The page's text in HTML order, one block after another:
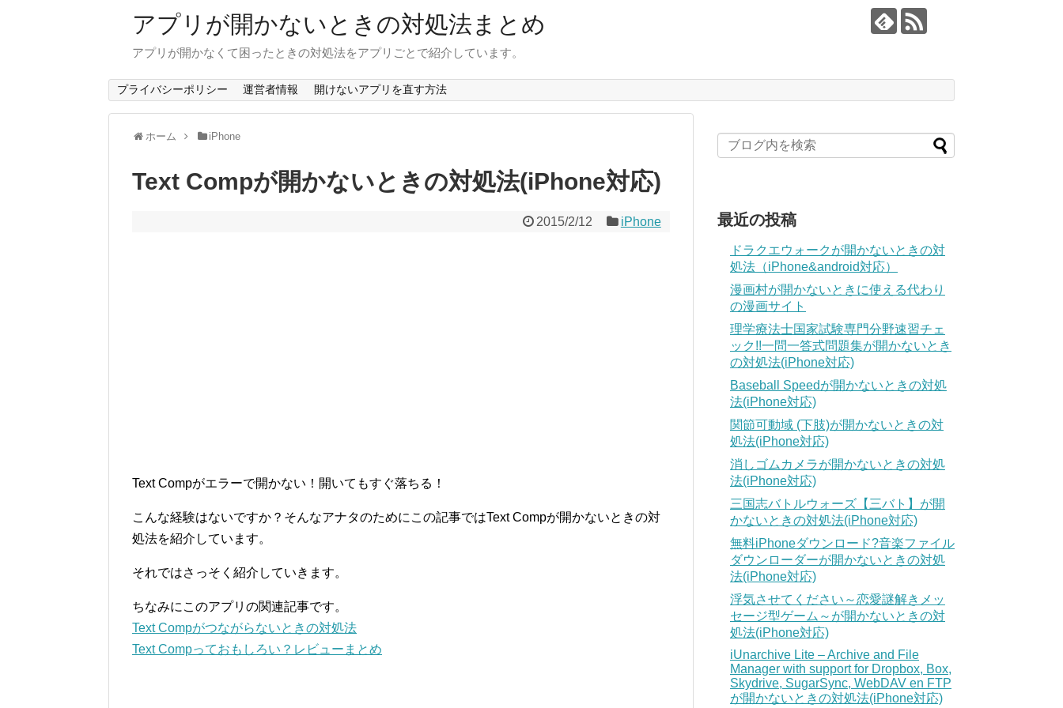
アプリが開かないときの対処法まとめ
アプリが開かなくて困ったときの対処法をアプリごとで紹介しています。
プライバシーポリシー 運営者情報 開けないアプリを直す方法
ホーム iPhone
Text Compが開かないときの対処法(iPhone対応)
2015/2/12 iPhone
Text Compがエラーで開かない！開いてもすぐ落ちる！
こんな経験はないですか？そんなアナタのためにこの記事ではText Compが開かないときの対
処法を紹介しています。
それではさっそく紹介していきます。
ちなみにこのアプリの関連記事です。
Text Compがつながらないときの対処法
Text Compっておもしろい？レビューまとめ
最近の投稿
ドラクエウォークが開かないときの対
処法（iPhone&android対応）
漫画村が開かないときに使える代わり
の漫画サイト
理学療法士国家試験専門分野速習チェ
ック!!一問一答式問題集が開かないとき
の対処法(iPhone対応)
Baseball Speedが開かないときの対処
法(iPhone対応)
関節可動域 (下肢)が開かないときの対
処法(iPhone対応)
消しゴムカメラが開かないときの対処
法(iPhone対応)
三国志バトルウォーズ【三バト】が開
かないときの対処法(iPhone対応)
無料iPhoneダウンロード?音楽ファイル
ダウンローダーが開かないときの対処
法(iPhone対応)
浮気させてください～恋愛謎解きメッ
セージ型ゲーム～が開かないときの対
処法(iPhone対応)
iUnarchive Lite – Archive and File
Manager with support for Dropbox, Box,
Skydrive, SugarSync, WebDAV en FTP
が開かないときの対処法(iPhone対応)